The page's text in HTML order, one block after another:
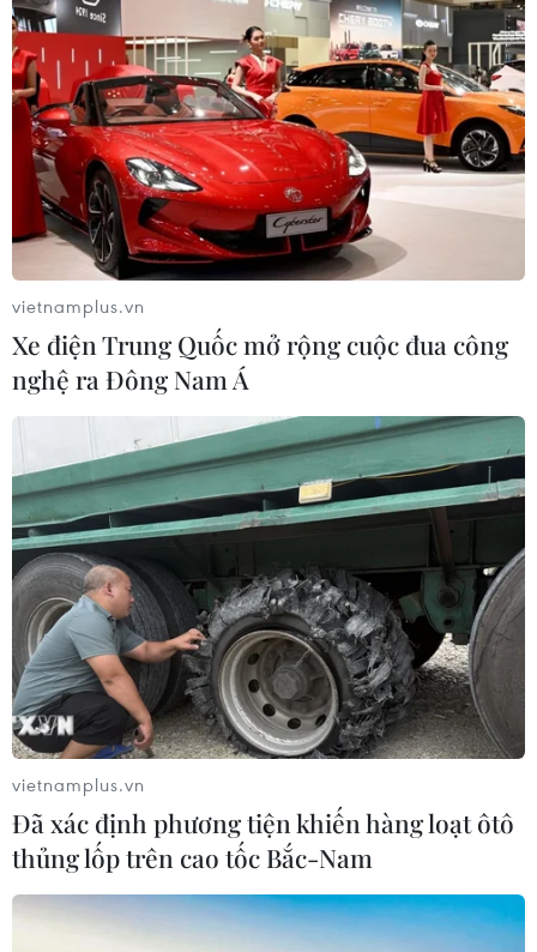
vietnamplus.vn
Xe điện Trung Quốc mở rộng cuộc đua công
nghệ ra Đông Nam Á
vietnamplus.vn
Đã xác định phương tiện khiến hàng loạt ôtô
thủng lốp trên cao tốc Bắc-Nam